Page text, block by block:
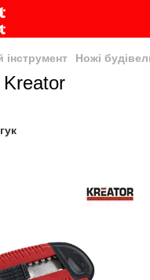
інструмент Ножі